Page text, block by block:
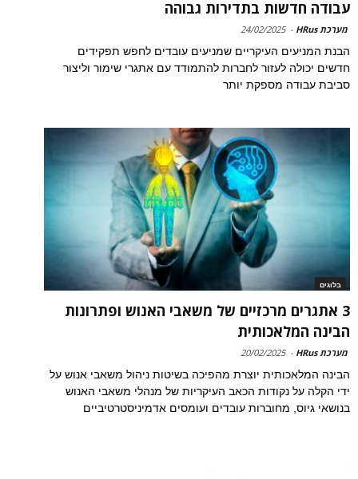
עבודה חדשות בתדירות גבוהה
מערכת HRus -
24/02/2025
הבנת המניעים העיקריים שמניעים עובדים לחפש תפקידים
חדשים יכולה לעזור לחברות להתמודד עם אתגרי שימור וליצור
סביבת עבודה מספקת יותר
בלוגים
3 אתגרים מרכזיים של משאבי האנוש ופתרונות
הבינה המלאכותית
מערכת HRus -
20/02/2025
הבינה המלאכותית יוצרת מהפיכה בשיטות ניהול משאבי אנוש על
ידי הקלה על נקודות הכאב העיקריות של מנהלי משאבי האנוש
בנושאי גיוס, מחוברות עובדים ועומסים אדמיניסטרטיביים